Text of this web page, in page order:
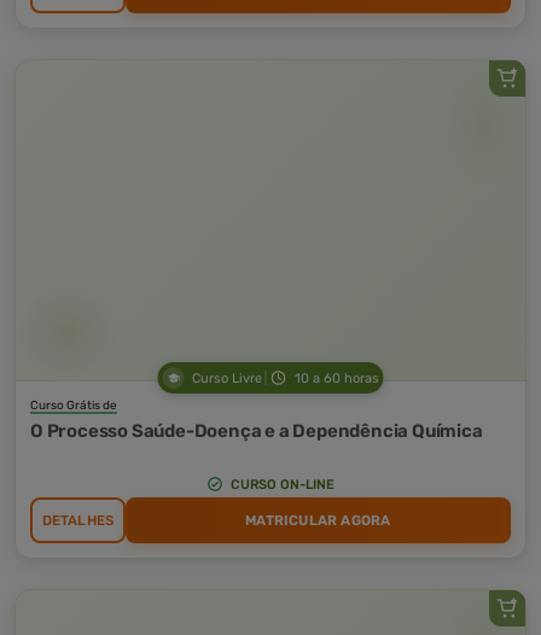
Curso Livre 10 a 60 horas
Curso Grátis de
O Processo Saúde-Doença e a Dependência Química
CURSO ON-LINE
DETALHES MATRICULAR AGORA